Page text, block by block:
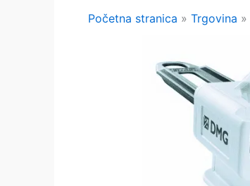
Početna stranica » Trgovina »